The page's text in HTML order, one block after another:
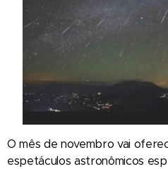
O mês de novembro vai
espetáculos astronômicos